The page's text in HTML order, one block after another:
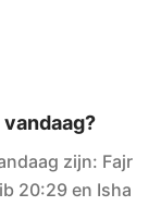
zijn: Fajr
20:29 en Isha